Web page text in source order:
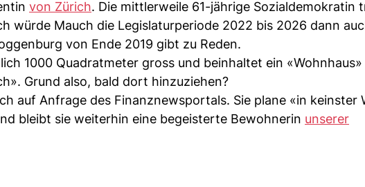
von Zürich. Die mittlerweile 61-jährige Sozialdemokratin
würde Mauch die Legislaturperiode 2022 bis 2026 dann
von Ende 2019 gibt zu Reden.
1000 Quadratmeter gross und beinhaltet ein
Grund also, bald dort hinzuziehen?
auf Anfrage des Finanznewsportals. Sie plane «in keinster
bleibt sie weiterhin eine begeisterte Bewohnerin unserer